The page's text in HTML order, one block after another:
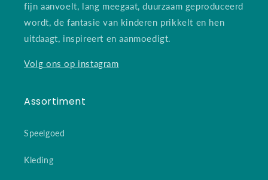
fijn aanvoelt, lang meegaat, duurzaam geproduceerd
wordt, de fantasie van kinderen prikkelt en hen
uitdaagt, inspireert en aanmoedigt.
Volg ons op instagram
Assortiment
Speelgoed
Kleding